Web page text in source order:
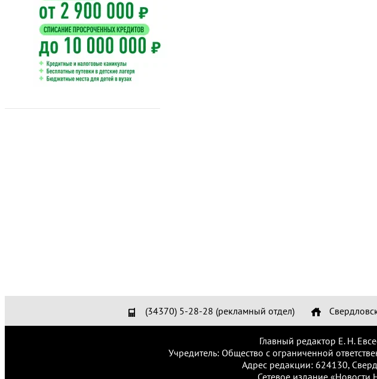
(34370) 5-28-28 (рекламный отдел)
Главный редактор Е. Н.
Учредитель: Общество с ограниченной
Адрес редакции: 624130,